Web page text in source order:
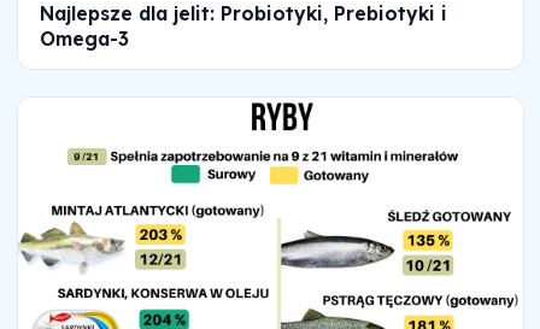
Najlepsze dla jelit: Probiotyki, Prebiotyki i
Omega-3